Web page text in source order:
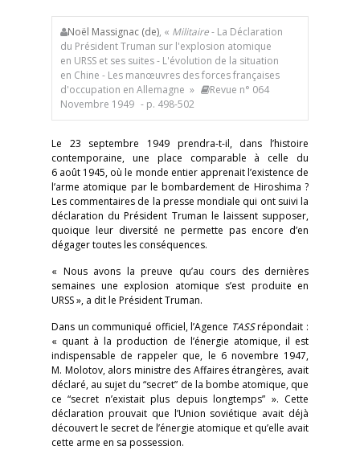
Noël Massignac (de), « Militaire- La Déclaration
du Président Truman sur l'explosion atomique
en URSS et ses suites - L'évolution de la situation
en Chine - Les manœuvres des forces françaises
d'occupation en Allemagne »
Revue n° 064
Novembre 1949 - p. 498-502
Le 23 septembre 1949 prendra-t-il, dans l’histoire
contemporaine, une place comparable à celle du
6 août 1945, où le monde entier apprenait l’existence de
l’arme atomique par le bombardement de Hiroshima ?
Les commentaires de la presse mondiale qui ont suivi la
déclaration du Président Truman le laissent supposer,
quoique leur diversité ne permette pas encore d’en
dégager toutes les conséquences.
« Nous avons la preuve qu’au cours des dernières
semaines une explosion atomique s’est produite en
URSS », a dit le Président Truman.
Dans un communiqué officiel, l’Agence TASSrépondait :
« quant à la production de l’énergie atomique, il est
indispensable de rappeler que, le 6 novembre 1947,
M. Molotov, alors ministre des Affaires étrangères, avait
déclaré, au sujet du “secret” de la bombe atomique, que
ce “secret n’existait plus depuis longtemps” ». Cette
déclaration prouvait que l’Union soviétique avait déjà
découvert le secret de l’énergie atomique et qu’elle avait
cette arme en sa possession.